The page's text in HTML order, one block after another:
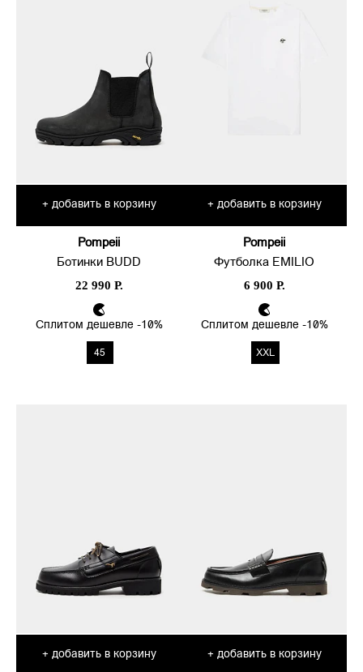
+ добавить в корзину
Pompeii
Ботинки BUDD
22 990 Р.
Сплитом дешевле -10%
45
+ добавить в корзину
Pompeii
Футболка EMILIO
6 900 Р.
Сплитом дешевле -10%
XXL
+ добавить в корзину + добавить в корзину